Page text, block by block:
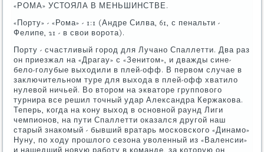
«РОМА» УСТОЯЛА В МЕНЬШИНСТВЕ.
«Порту» - «Рома» - 1:1 (Андре Силва, 61, с пенальти -
Фелипе, 21 - в свои ворота).
Порту - счастливый город для Лучано Спаллетти. Два раз
он приезжал на «Драгау» с «Зенитом», и дважды сине-
бело-голубые выходили в плей-офф. В первом случае в
заключительном туре для выхода в плей-офф хватило
нулевой ничьей. Во втором на экваторе группового
турнира все решил точный удар Александра Кержакова.
Теперь, когда на кону выход в основной раунд Лиги
чемпионов, на пути Спаллетти оказался другой наш
старый знакомый - бывший вратарь московского «Динамо»
Нуну, по ходу прошлого сезона уволенный из «Валенсии»